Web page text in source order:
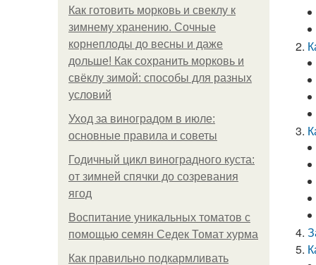
Как готовить морковь и свеклу к
зимнему хранению. Сочные
корнеплоды до весны и даже
дольше! Как сохранить морковь и
свёклу зимой: способы для разных
условий
Уход за виноградом в июле:
основные правила и советы
Годичный цикл виноградного куста:
от зимней спячки до созревания
ягод
Воспитание уникальных томатов с
помощью семян Седек Томат хурма
Как правильно подкармливать